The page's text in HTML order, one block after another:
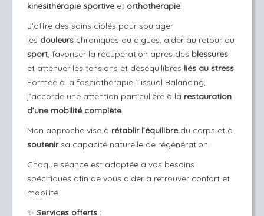
kinésithérapie sportive et orthothérapie.
J'offre des soins ciblés pour soulager
les douleurs chroniques ou aigües, aider au retour au
sport, favoriser la récupération après des blessures
et atténuer les tensions et déséquilibres liés au stress.
Formée à la fasciathérapie Tissual Balancing,
j’accorde une attention particulière à la restauration
d’une mobilité complète.
Mon approche vise à rétablir l’équilibre du corps et à
soutenirsa capacité naturelle de régénération.
Chaque séance est adaptée à vos besoins
spécifiques afin de vous aider à retrouver confort et
mobilité.
✨ Services offerts :